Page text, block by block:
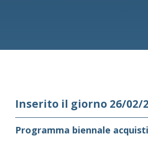
Inserito il giorno 26/02/
Programma biennale acquisti